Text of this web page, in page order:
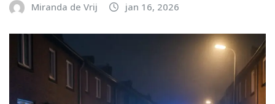
Miranda de Vrij jan 16, 2026